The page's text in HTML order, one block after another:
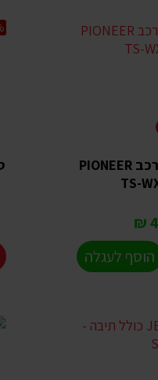
סאב וופר 12 אינטש לרכב PIONEER
TS-
הוסף לעגלה